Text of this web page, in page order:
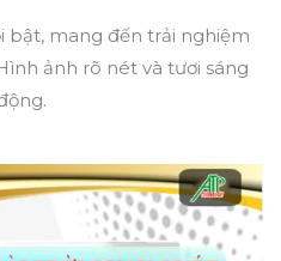
bật, mang đến trải nghiệm
ảnh rõ nét và tươi sáng